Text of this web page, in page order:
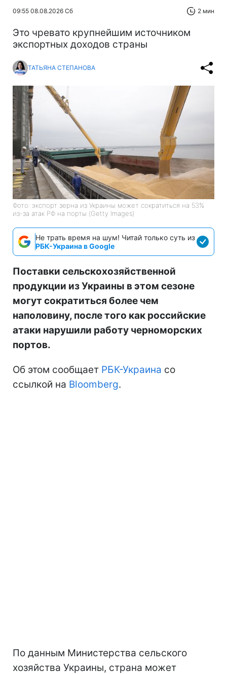
09:55 08.08.2026 Сб 2 мин
Это чревато крупнейшим источником
экспортных доходов страны
ТАТЬЯНА СТЕПАНОВА
Фото: экспорт зерна из Украины может сократиться на 53%
из-за атак РФ на порты (Getty Images)
Не трать время на шум! Читай только суть из
РБК-Украина в Google
Поставки сельскохозяйственной
продукции из Украины в этом сезоне
могут сократиться более чем
наполовину, после того как российские
атаки нарушили работу черноморских
портов.
Об этом сообщает РБК-Украина со
ссылкой на Bloomberg.
По данным Министерства сельского
хозяйства Украины, страна может